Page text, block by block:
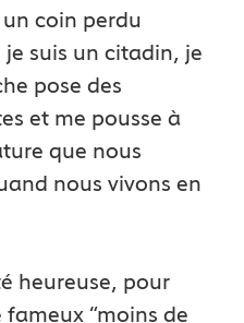
coin perdu
je suis un citadin, je
pose des
et me pousse à
que nous
nous vivons en
heureuse, pour
fameux “moins de